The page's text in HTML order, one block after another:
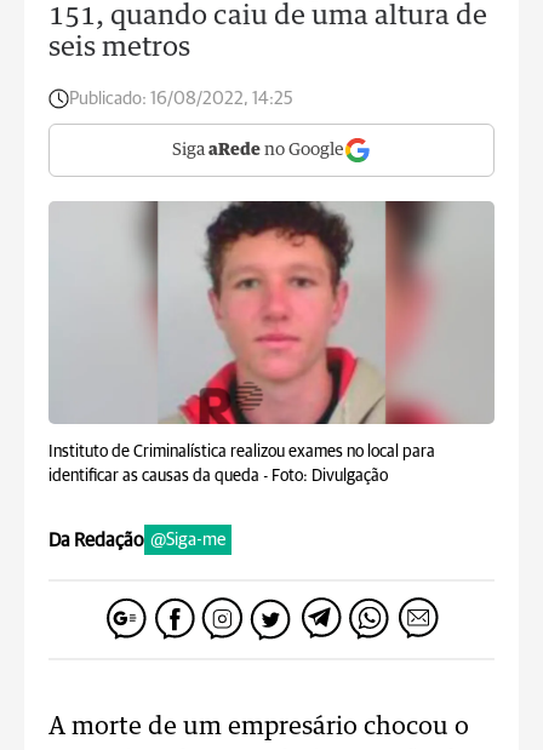
151, quando caiu de uma altura de
seis metros
Publicado: 16/08/2022, 14:25
Siga aRede no Google
Instituto de Criminalística realizou exames no local para
identificar as causas da queda - Foto: Divulgação
Da Redação @Siga-me
A morte de um empresário chocou o